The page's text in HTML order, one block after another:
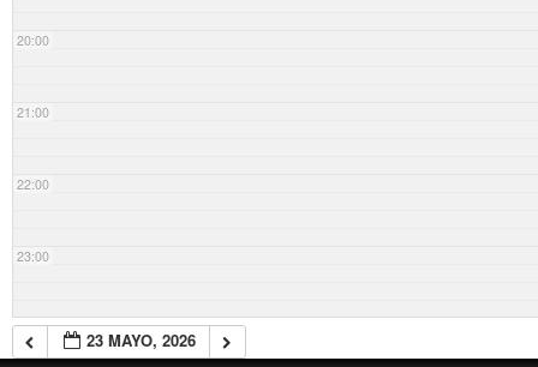
20:00
21:00
22:00
23:00
23 MAYO, 2026